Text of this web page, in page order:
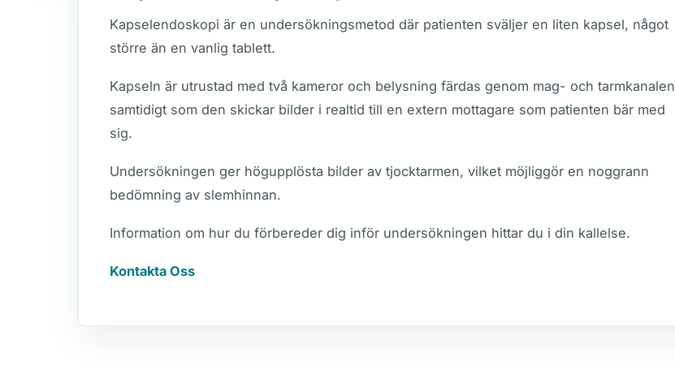
Kapselendoskopi är en undersökningsmetod där patienten sväljer en liten kapsel, något
större än en vanlig tablett.
Kapseln är utrustad med två kameror och belysning färdas genom mag- och tarmkanalen
samtidigt som den skickar bilder i realtid till en extern mottagare som patienten bär med
sig.
Undersökningen ger högupplösta bilder av tjocktarmen, vilket möjliggör en noggrann
bedömning av slemhinnan.
Information om hur du förbereder dig inför undersökningen hittar du i din kallelse.
Kontakta Oss